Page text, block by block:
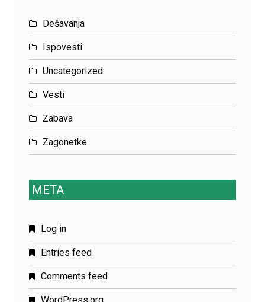
Dešavanja
Ispovesti
Uncategorized
Vesti
Zabava
Zagonetke
META
Log in
Entries feed
Comments feed
WordPress.org